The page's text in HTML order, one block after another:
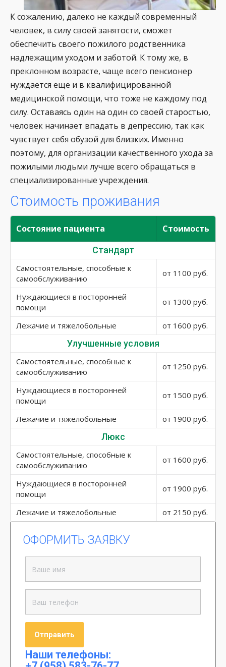
К сожалению, далеко не каждый современный
человек, в силу своей занятости, сможет
обеспечить своего пожилого родственника
надлежащим уходом и заботой. К тому же, в
преклонном возрасте, чаще всего пенсионер
нуждается еще и в квалифицированной
медицинской помощи, что тоже не каждому под
силу. Оставаясь один на один со своей старостью,
человек начинает впадать в депрессию, так как
чувствует себя обузой для близких. Именно
поэтому, для организации качественного ухода за
пожилыми людьми лучше всего обращаться в
специализированные учреждения.
Стоимость проживания
Состояние пациента Стоимость
Стандарт
Самостоятельные, способные к
самообслуживанию
от 1100 руб.
Нуждающиеся в посторонней
помощи
от 1300 руб.
Лежачие и тяжелобольные от 1600 руб.
Улучшенные условия
Самостоятельные, способные к
самообслуживанию
от 1250 руб.
Нуждающиеся в посторонней
помощи
от 1500 руб.
Лежачие и тяжелобольные от 1900 руб.
Люкс
Самостоятельные, способные к
самообслуживанию
от 1600 руб.
Нуждающиеся в посторонней
помощи
от 1900 руб.
Лежачие и тяжелобольные от 2150 руб.
ОФОРМИТЬ ЗАЯВКУ
Наши телефоны: